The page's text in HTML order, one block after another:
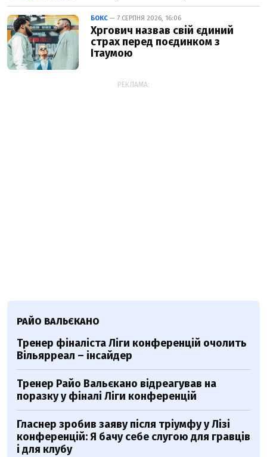
БОКС — 7 СЕРПНЯ 2026, 16:06
Хргович назвав свій єдиний
страх перед поєдинком з
Ітаумою
РЕКЛАМА:
РАЙО ВАЛЬЄКАНО
Тренер фіналіста Ліги конференцій очолить
Вільярреал – інсайдер
Тренер Райо Вальєкано відреагував на
поразку у фіналі Ліги конференцій
Гласнер зробив заяву після тріумфу у Лізі
конференцій: Я бачу себе слугою для гравців
і для клубу